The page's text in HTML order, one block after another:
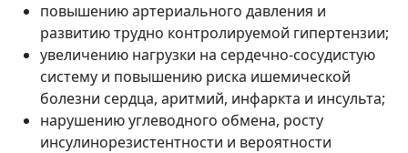
повышению артериального давления и
развитию трудно контролируемой гипертензии;
увеличению нагрузки на сердечно-сосудистую
систему и повышению риска ишемической
болезни сердца, аритмий, инфаркта и инсульта;
нарушению углеводного обмена, росту
инсулинорезистентности и вероятности